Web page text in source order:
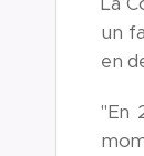
un
en
"En